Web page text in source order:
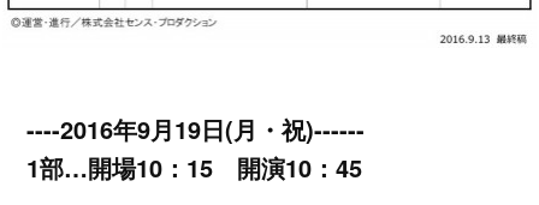
----2016年9月19日(月・祝)------
1部…開場10：15 開演10：45